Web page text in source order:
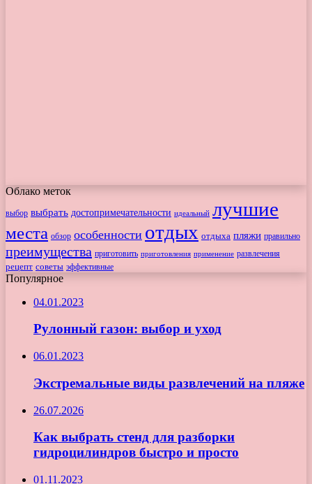
Облако меток
выбор выбрать достопримечательности идеальный лучшие
места обзор особенности отдых отдыха пляжи правильно
преимущества приготовить приготовления применение развлечения
рецепт советы эффективные
Популярное
04.01.2023
Рулонный газон: выбор и уход
06.01.2023
Экстремальные виды развлечений на пляже
26.07.2026
Как выбрать стенд для разборки
гидроцилиндров быстро и просто
01.11.2023